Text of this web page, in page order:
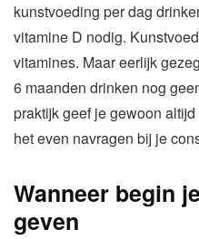
kunstvoeding per dag
vitamine D nodig.
vitamines. Maar eerlijk
6 maanden drinken nog
praktijk geef je gewoon
het even navragen bij je
Wanneer begin
geven